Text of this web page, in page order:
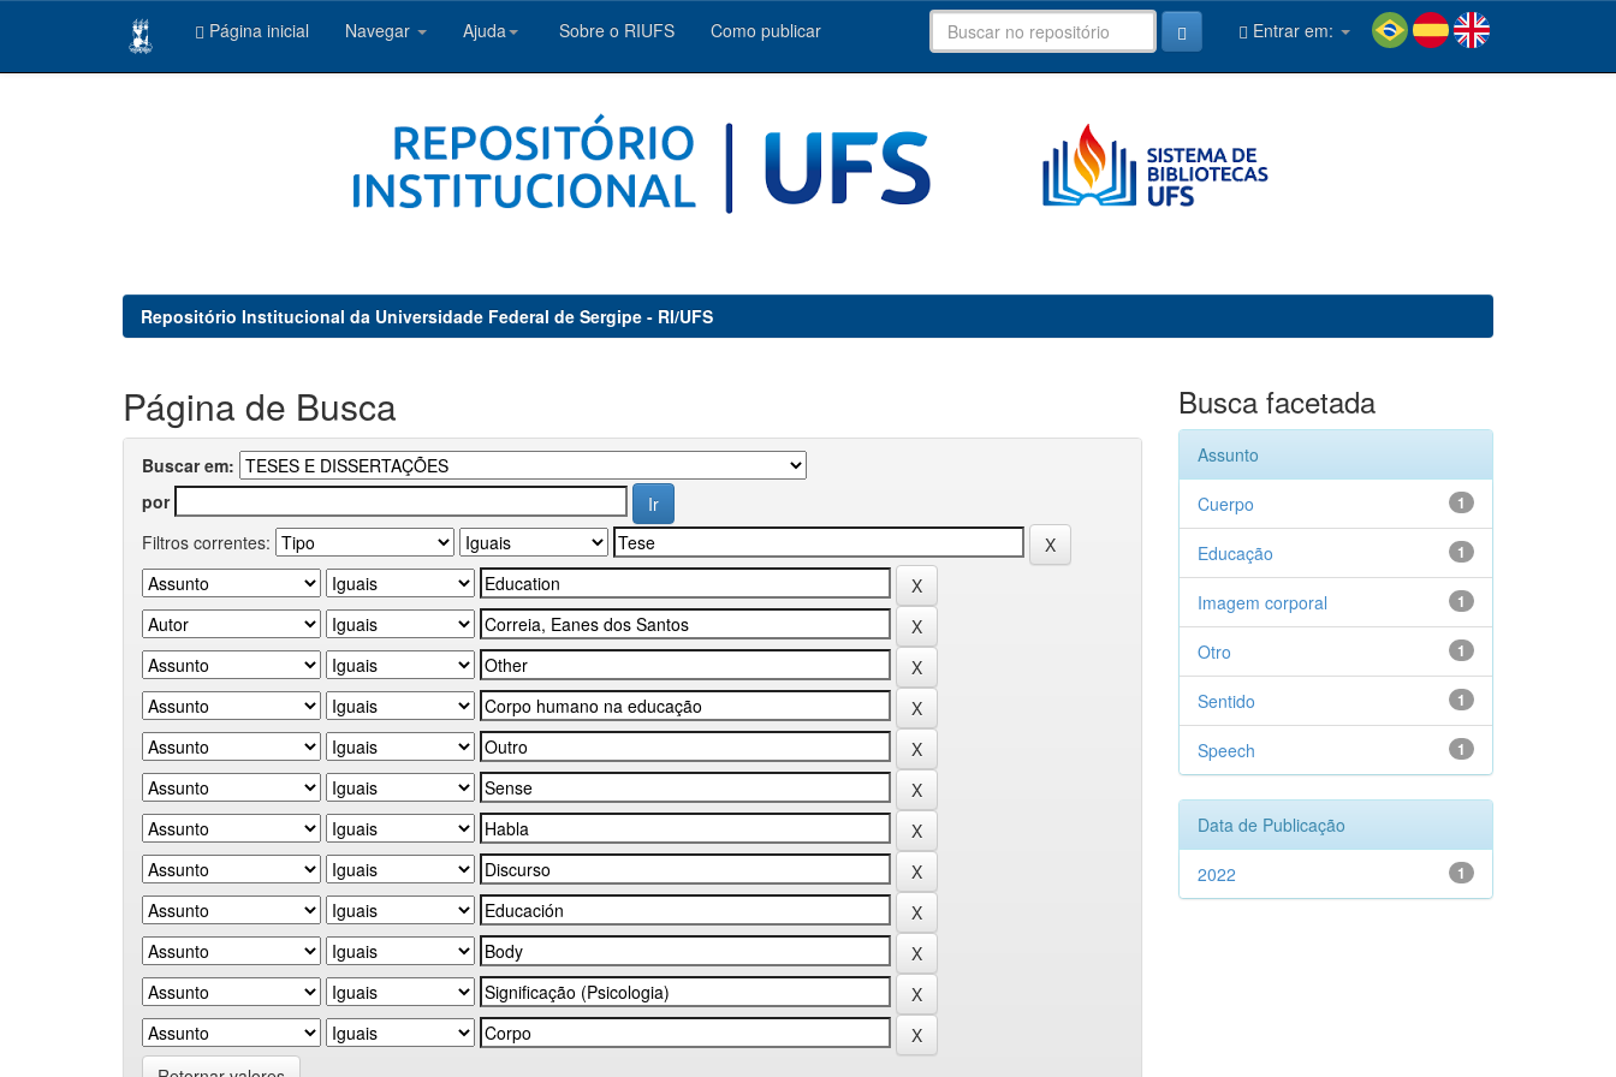
Página inicial Navegar Ajuda Sobre o RIUFS Como publicar Entrar em:
Repositório Institucional da Universidade Federal de Sergipe - RI/UFS
Página de Busca
Buscar em:
por
Filtros correntes:
Busca facetada
Assunto
1
Cuerpo
1
Educação
1
Imagem corporal
1
Otro
1
Sentido
1
Speech
Data de Publicação
1
2022